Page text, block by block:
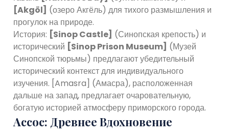
[Akgöl] (озеро Акгёль) для тихого размышления и
прогулок на природе.
История: [Sinop Castle] (Синопская крепость) и
исторический [Sinop Prison Museum] (Музей
Синопской тюрьмы) предлагают убедительный
исторический контекст для индивидуального
изучения. [Amasra] (Амасра), расположенная
дальше на запад, предлагает очаровательную,
богатую историей атмосферу приморского города.
Ассос: Древнее Вдохновение